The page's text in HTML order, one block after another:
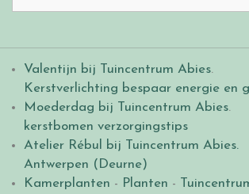
Valentijn bij Tuincentrum Abies
Kerstverlichting bespaar energie en
Moederdag bij Tuincentrum Abies.
kerstbomen verzorgingstips
Atelier Rébul bij Tuincentrum Abies.
Antwerpen (Deurne)
Kamerplanten - Planten -